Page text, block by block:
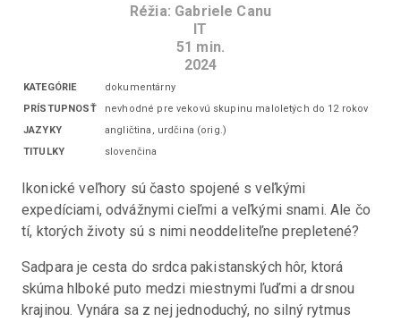
Réžia: Gabriele Canu
IT
51 min.
2024
KATEGÓRIE
dokumentárny
PRÍSTUPNOSŤ
nevhodné pre vekovú skupinu maloletých do 12 rokov
JAZYKY
angličtina, urdčina (orig.)
TITULKY
slovenčina
Ikonické veľhory sú často spojené s veľkými
expedíciami, odvážnymi cieľmi a veľkými snami. Ale čo
tí, ktorých životy sú s nimi neoddeliteľne prepletené?
Sadpara je cesta do srdca pakistanských hôr, ktorá
skúma hlboké puto medzi miestnymi ľuďmi a drsnou
krajinou. Vynára sa z nej jednoduchý, no silný rytmus